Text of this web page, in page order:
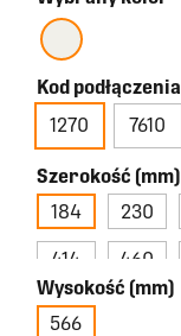
Kod podłączenia
1270
7610
Szerokość (mm)
184
230
414 460
644
Wysokość (mm)
566